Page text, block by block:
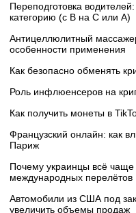
Переподготовка
категорию (с B на C или А)
Антицеллюлитный
особенности применения
Как безопасно обменять
Роль инфлюенсеров на
Как получить монеты в
Французский онлайн: как
Париж
Почему украинцы всё
международных перелётов
Автомобили из США под
увеличить объемы продаж